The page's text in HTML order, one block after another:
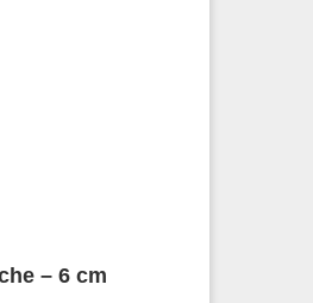
– 6 cm